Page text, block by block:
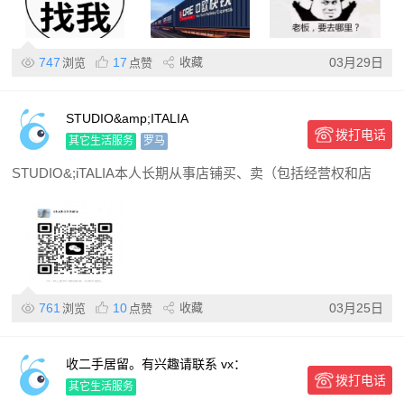
747 浏览 17 点赞 收藏 03月29日
STUDIO&amp;ITALIA
其它生活服务 罗马 拨打电话
STUDIO&;iTALIA本人长期从事店铺买、卖（包括经营权和店
761 浏览 10 点赞 收藏 03月25日
收二手居留。有兴趣请联系 vx：
a2545990
其它生活服务 拨打电话